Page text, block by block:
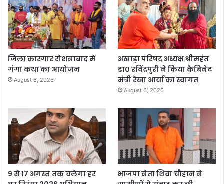
जिला कारगार रोशनाबाद में
गंगा कथा का आयोजन
August 6, 2026
अखाड़ा परिषद अध्यक्ष श्रीमहंत
डा० रविंद्रपुरी ने किया कैबिनेट
मंत्री रेखा आर्या का स्वागत
August 6, 2026
9 से 17 अगस्त तक चलेगा हर
भाजपा नेता शिवा चौहान ने